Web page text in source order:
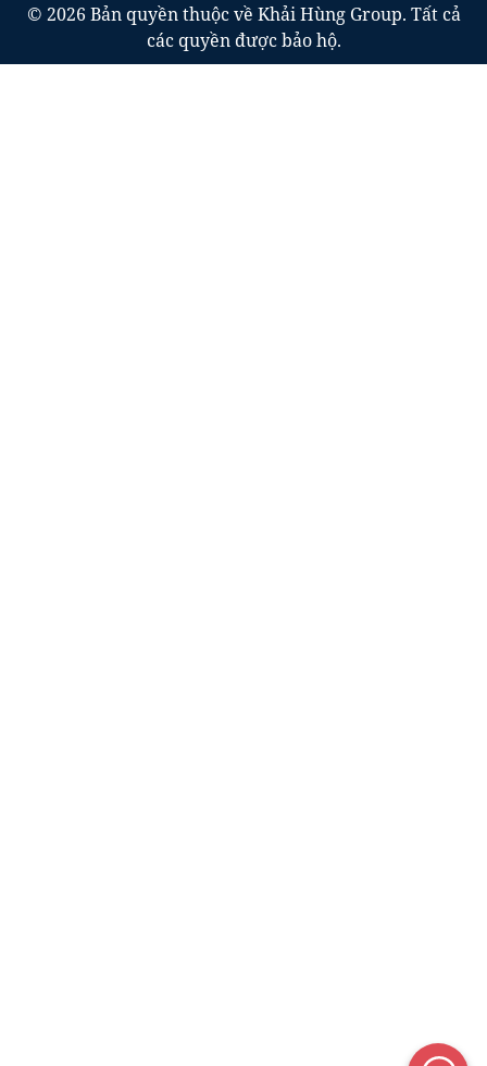
© 2026 Bản quyền thuộc về Khải Hùng Group. Tất cả
các quyền được bảo hộ.